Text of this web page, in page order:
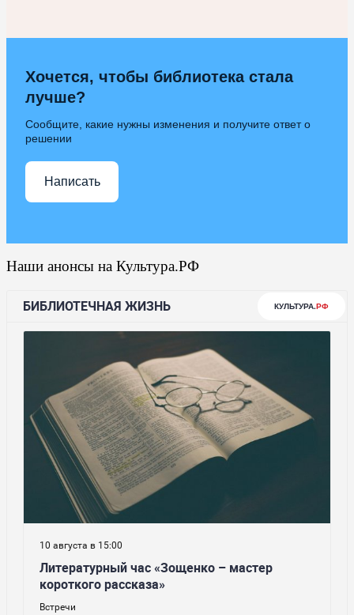
Хочется, чтобы библиотека стала
лучше?
Сообщите, какие нужны изменения и получите ответ о
решении
Написать
Наши анонсы на Культура.РФ